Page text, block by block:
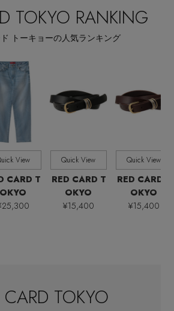
全てのカラー
全てのサイズ
全ての価格
TOKYO RANKING
トーキョーの人気ランキング
View
CARD T
OKYO
Quick View
RED CARD T
OKYO
¥15,400
Quick View
RED CARD T
OKYO
¥15,400
CARD TOKYO